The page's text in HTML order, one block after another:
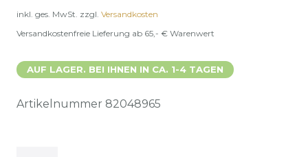
inkl. ges. MwSt. zzgl. Versandkosten
Versandkostenfreie Lieferung ab 65,- € Warenwert
AUF LAGER. BEI IHNEN IN CA. 1-4 TAGEN
Artikelnummer 82048965